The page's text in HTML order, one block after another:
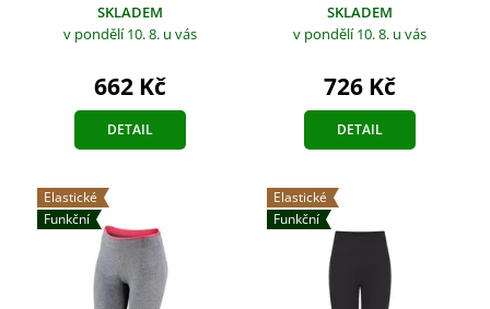
SKLADEM
v pondělí 10. 8. u vás
662 Kč
DETAIL
SKLADEM
v pondělí 10. 8. u vás
726 Kč
DETAIL
Elastické
Funkční
Elastické
Funkční